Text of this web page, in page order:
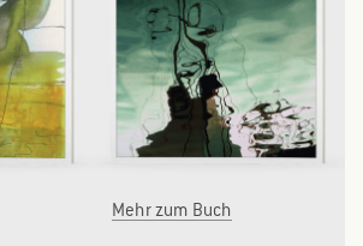
Mehr zum Buch